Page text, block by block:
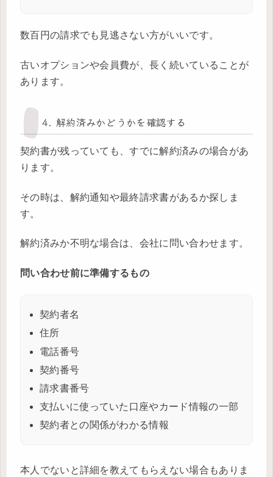
数百円の請求でも見逃さない方がいいです。
古いオプションや会員費が、長く続いていることが
あります。
4. 解約済みかどうかを確認する
契約書が残っていても、すでに解約済みの場合があ
ります。
その時は、解約通知や最終請求書があるか探しま
す。
解約済みか不明な場合は、会社に問い合わせます。
問い合わせ前に準備するもの
契約者名
住所
電話番号
契約番号
請求書番号
支払いに使っていた口座やカード情報の一部
契約者との関係がわかる情報
本人でないと詳細を教えてもらえない場合もありま